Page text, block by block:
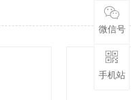
微信号
手机站